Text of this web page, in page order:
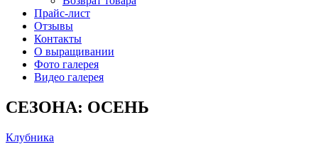
Прайс-лист
Отзывы
Контакты
О выращивании
Фото галерея
Видео галерея
СЕЗОНА: ОСЕНЬ
Клубника